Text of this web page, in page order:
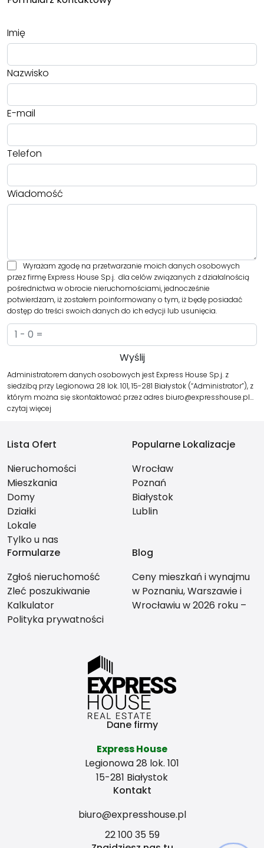
Imię
Nazwisko
E-mail
Telefon
Wiadomość
Wyrażam zgodę na przetwarzanie moich danych osobowych
przez firmę Express House Sp.j. dla celów związanych z działalnością
pośrednictwa w obrocie nieruchomościami, jednocześnie
potwierdzam, iż zostałem poinformowany o tym, iż będę posiadać
dostęp do treści swoich danych do ich edycji lub usunięcia.
Administratorem danych osobowych jest Express House Sp.j. z
siedzibą przy Legionowa 28 lok. 101, 15-281 Białystok (“Administrator”), z
którym można się skontaktować przez adres biuro@expresshouse.pl…
czytaj więcej
Lista Ofert
Nieruchomości
Mieszkania
Domy
Działki
Lokale
Tylko u nas
Popularne Lokalizacje
Wrocław
Poznań
Białystok
Lublin
Formularze
Zgłoś nieruchomość
Zleć poszukiwanie
Kalkulator
Polityka prywatności
Blog
Ceny mieszkań i wynajmu
w Poznaniu, Warszawie i
Wrocławiu w 2026 roku –
Dane firmy
Express House
Legionowa 28 lok. 101
15-281 Białystok
Kontakt
biuro@expresshouse.pl
22 100 35 59